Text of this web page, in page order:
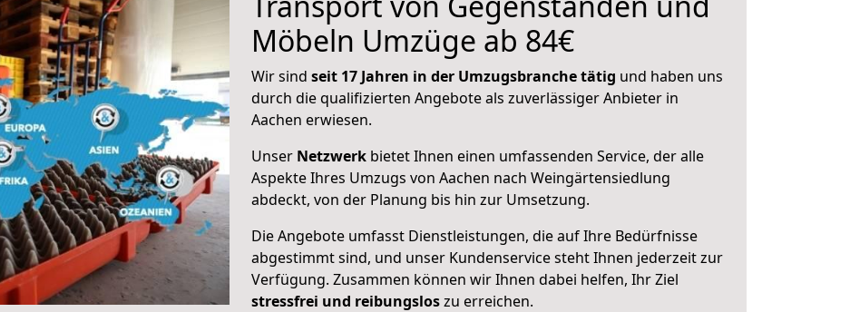
Möbeln Umzüge ab 84€
Wir sind seit 17 Jahren in der Umzugsbranche tätig und haben uns
durch die qualifizierten Angebote als zuverlässiger Anbieter in
Aachen erwiesen.
Unser Netzwerk bietet Ihnen einen umfassenden Service, der alle
Aspekte Ihres Umzugs von Aachen nach Weingärtensiedlung
abdeckt, von der Planung bis hin zur Umsetzung.
Die Angebote umfasst Dienstleistungen, die auf Ihre Bedürfnisse
abgestimmt sind, und unser Kundenservice steht Ihnen jederzeit zur
Verfügung. Zusammen können wir Ihnen dabei helfen, Ihr Ziel
stressfrei und reibungsloszu erreichen.